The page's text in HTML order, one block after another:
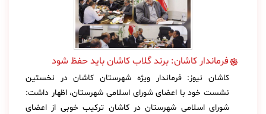
فرماندار کاشان: برند گلاب کاشان باید حفظ شود
کاشان نیوز: فرماندار ویژه شهرستان کاشان در نخستین
نشست خود با اعضای شورای اسلامی شهرستان، اظهار داشت:
شورای اسلامی شهرستان در کاشان ترکیب خوبی از اعضای